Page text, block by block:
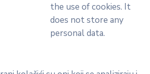
the use of cookies. It
does not store any
personal data.